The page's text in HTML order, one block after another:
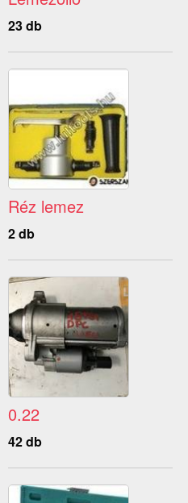
23 db
Réz lemez
2 db
0.22
42 db